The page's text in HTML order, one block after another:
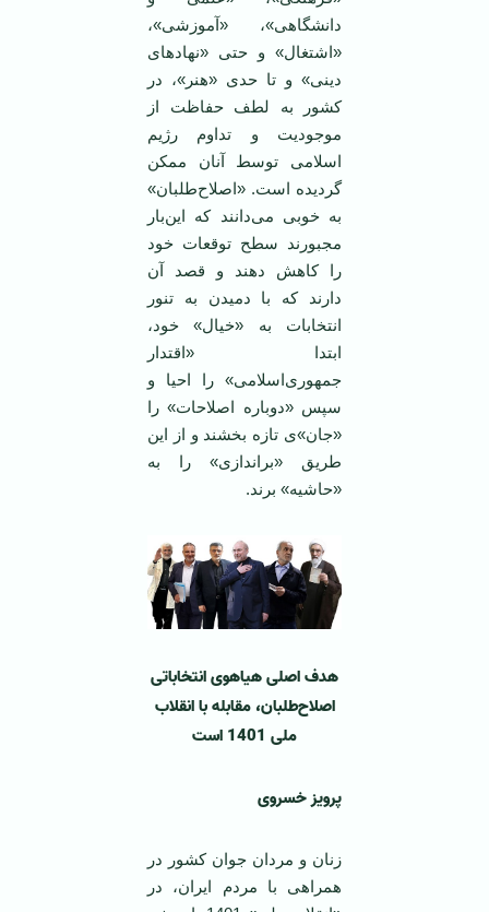
دانشگاهی»، «آموزشی»،
«اشتغال» و حتی «نهادهای
دینی» و تا حدی «هنر»، در
کشور به لطف حفاظت از
موجودیت و تداوم رژیم
اسلامی توسط آنان ممکن
گردیده است. «اصلاح‌طلبان»
به خوبی می‌دانند که این‌بار
مجبورند سطح توقعات خود
را کاهش دهند و قصد آن
دارند که با دمیدن به تنور
انتخابات به «خیال» خود،
ابتدا «اقتدار
جمهوری‌اسلامی» را احیا و
سپس «دوباره اصلاحات» را
«جان»ی تازه بخشند و از این
طریق «براندازی» را به
«حاشیه» برند.
هدف اصلی هیاهوی انتخاباتی
اصلاح‌طلبان، مقابله با انقلاب
ملی 1401 است
پرویز خسروی
زنان و مردان جوان کشور در
همراهی با مردم ایران، در